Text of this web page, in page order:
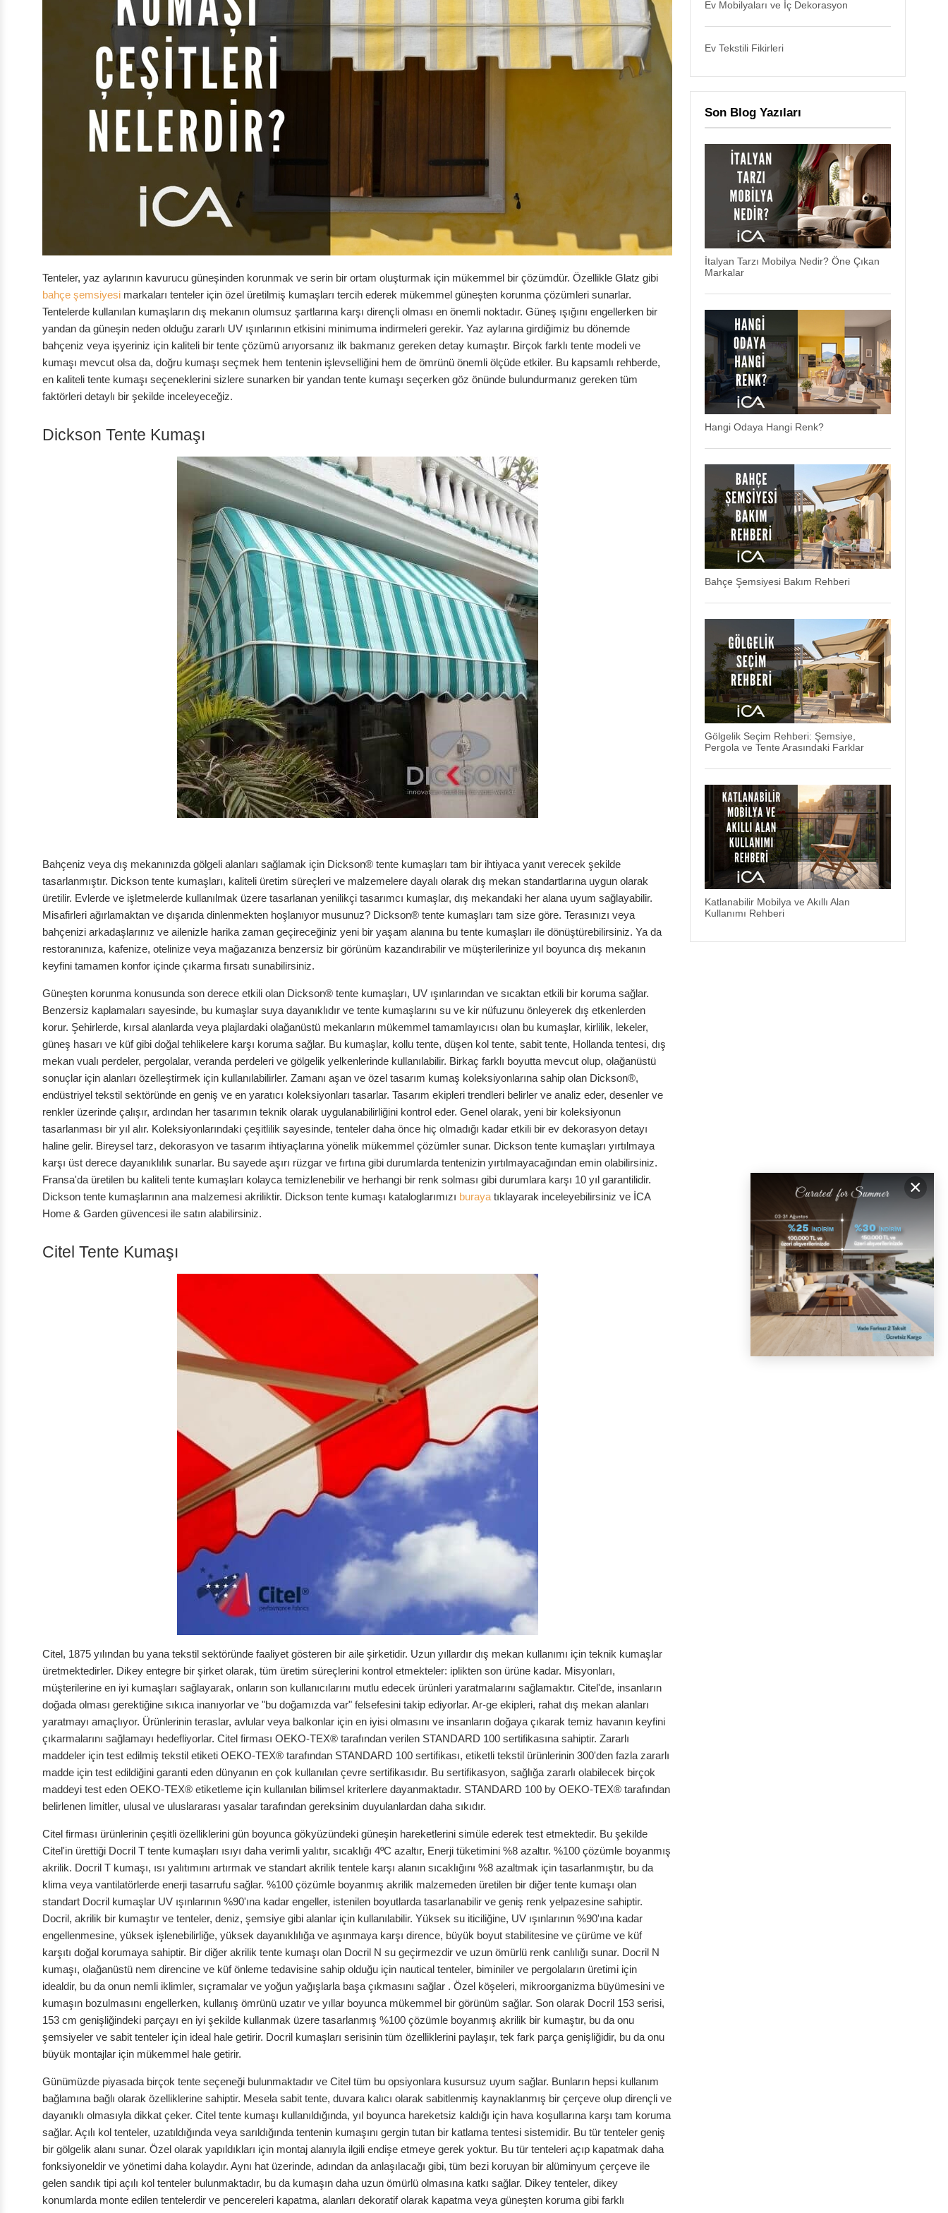
Tenteler, yaz aylarının kavurucu güneşinden korunmak ve serin bir ortam oluşturmak için mükemmel bir çözümdür. Özellikle Glatz gibi
bahçe şemsiyesi markaları tenteler için özel üretilmiş kumaşları tercih ederek mükemmel güneşten korunma çözümleri sunarlar.
Tentelerde kullanılan kumaşların dış mekanın olumsuz şartlarına karşı dirençli olması en önemli noktadır. Güneş ışığını engellerken bir
yandan da güneşin neden olduğu zararlı UV ışınlarının etkisini minimuma indirmeleri gerekir. Yaz aylarına girdiğimiz bu dönemde
bahçeniz veya işyeriniz için kaliteli bir tente çözümü arıyorsanız ilk bakmanız gereken detay kumaştır. Birçok farklı tente modeli ve
kumaşı mevcut olsa da, doğru kumaşı seçmek hem tentenin işlevselliğini hem de ömrünü önemli ölçüde etkiler. Bu kapsamlı rehberde,
en kaliteli tente kumaşı seçeneklerini sizlere sunarken bir yandan tente kumaşı seçerken göz önünde bulundurmanız gereken tüm
faktörleri detaylı bir şekilde inceleyeceğiz.
Dickson Tente Kumaşı
Bahçeniz veya dış mekanınızda gölgeli alanları sağlamak için Dickson® tente kumaşları tam bir ihtiyaca yanıt verecek şekilde
tasarlanmıştır. Dickson tente kumaşları, kaliteli üretim süreçleri ve malzemelere dayalı olarak dış mekan standartlarına uygun olarak
üretilir. Evlerde ve işletmelerde kullanılmak üzere tasarlanan yenilikçi tasarımcı kumaşlar, dış mekandaki her alana uyum sağlayabilir.
Misafirleri ağırlamaktan ve dışarıda dinlenmekten hoşlanıyor musunuz? Dickson® tente kumaşları tam size göre. Terasınızı veya
bahçenizi arkadaşlarınız ve ailenizle harika zaman geçireceğiniz yeni bir yaşam alanına bu tente kumaşları ile dönüştürebilirsiniz. Ya da
restoranınıza, kafenize, otelinize veya mağazanıza benzersiz bir görünüm kazandırabilir ve müşterilerinize yıl boyunca dış mekanın
keyfini tamamen konfor içinde çıkarma fırsatı sunabilirsiniz.
Güneşten korunma konusunda son derece etkili olan Dickson® tente kumaşları, UV ışınlarından ve sıcaktan etkili bir koruma sağlar.
Benzersiz kaplamaları sayesinde, bu kumaşlar suya dayanıklıdır ve tente kumaşlarını su ve kir nüfuzunu önleyerek dış etkenlerden
korur. Şehirlerde, kırsal alanlarda veya plajlardaki olağanüstü mekanların mükemmel tamamlayıcısı olan bu kumaşlar, kirlilik, lekeler,
güneş hasarı ve küf gibi doğal tehlikelere karşı koruma sağlar. Bu kumaşlar, kollu tente, düşen kol tente, sabit tente, Hollanda tentesi, dış
mekan vualı perdeler, pergolalar, veranda perdeleri ve gölgelik yelkenlerinde kullanılabilir. Birkaç farklı boyutta mevcut olup, olağanüstü
sonuçlar için alanları özelleştirmek için kullanılabilirler. Zamanı aşan ve özel tasarım kumaş koleksiyonlarına sahip olan Dickson®,
endüstriyel tekstil sektöründe en geniş ve en yaratıcı koleksiyonları tasarlar. Tasarım ekipleri trendleri belirler ve analiz eder, desenler ve
renkler üzerinde çalışır, ardından her tasarımın teknik olarak uygulanabilirliğini kontrol eder. Genel olarak, yeni bir koleksiyonun
tasarlanması bir yıl alır. Koleksiyonlarındaki çeşitlilik sayesinde, tenteler daha önce hiç olmadığı kadar etkili bir ev dekorasyon detayı
haline gelir. Bireysel tarz, dekorasyon ve tasarım ihtiyaçlarına yönelik mükemmel çözümler sunar. Dickson tente kumaşları yırtılmaya
karşı üst derece dayanıklılık sunarlar. Bu sayede aşırı rüzgar ve fırtına gibi durumlarda tentenizin yırtılmayacağından emin olabilirsiniz.
Fransa'da üretilen bu kaliteli tente kumaşları kolayca temizlenebilir ve herhangi bir renk solması gibi durumlara karşı 10 yıl garantilidir.
Dickson tente kumaşlarının ana malzemesi akriliktir. Dickson tente kumaşı kataloglarımızı buraya tıklayarak inceleyebilirsiniz ve İCA
Home & Garden güvencesi ile satın alabilirsiniz.
Citel Tente Kumaşı
Citel, 1875 yılından bu yana tekstil sektöründe faaliyet gösteren bir aile şirketidir. Uzun yıllardır dış mekan kullanımı için teknik kumaşlar
üretmektedirler. Dikey entegre bir şirket olarak, tüm üretim süreçlerini kontrol etmekteler: iplikten son ürüne kadar. Misyonları,
müşterilerine en iyi kumaşları sağlayarak, onların son kullanıcılarını mutlu edecek ürünleri yaratmalarını sağlamaktır. Citel'de, insanların
doğada olması gerektiğine sıkıca inanıyorlar ve "bu doğamızda var" felsefesini takip ediyorlar. Ar-ge ekipleri, rahat dış mekan alanları
yaratmayı amaçlıyor. Ürünlerinin teraslar, avlular veya balkonlar için en iyisi olmasını ve insanların doğaya çıkarak temiz havanın keyfini
çıkarmalarını sağlamayı hedefliyorlar. Citel firması OEKO-TEX® tarafından verilen STANDARD 100 sertifikasına sahiptir. Zararlı
maddeler için test edilmiş tekstil etiketi OEKO-TEX® tarafından STANDARD 100 sertifikası, etiketli tekstil ürünlerinin 300'den fazla zararlı
madde için test edildiğini garanti eden dünyanın en çok kullanılan çevre sertifikasıdır. Bu sertifikasyon, sağlığa zararlı olabilecek birçok
maddeyi test eden OEKO-TEX® etiketleme için kullanılan bilimsel kriterlere dayanmaktadır. STANDARD 100 by OEKO-TEX® tarafından
belirlenen limitler, ulusal ve uluslararası yasalar tarafından gereksinim duyulanlardan daha sıkıdır.
Citel firması ürünlerinin çeşitli özelliklerini gün boyunca gökyüzündeki güneşin hareketlerini simüle ederek test etmektedir. Bu şekilde
Citel'in ürettiği Docril T tente kumaşları ısıyı daha verimli yalıtır, sıcaklığı 4ºC azaltır, Enerji tüketimini %8 azaltır. %100 çözümle boyanmış
akrilik. Docril T kumaşı, ısı yalıtımını artırmak ve standart akrilik tentele karşı alanın sıcaklığını %8 azaltmak için tasarlanmıştır, bu da
klima veya vantilatörlerde enerji tasarrufu sağlar. %100 çözümle boyanmış akrilik malzemeden üretilen bir diğer tente kumaşı olan
standart Docril kumaşlar UV ışınlarının %90'ına kadar engeller, istenilen boyutlarda tasarlanabilir ve geniş renk yelpazesine sahiptir.
Docril, akrilik bir kumaştır ve tenteler, deniz, şemsiye gibi alanlar için kullanılabilir. Yüksek su iticiliğine, UV ışınlarının %90'ına kadar
engellenmesine, yüksek işlenebilirliğe, yüksek dayanıklılığa ve aşınmaya karşı dirence, büyük boyut stabilitesine ve çürüme ve küf
karşıtı doğal korumaya sahiptir. Bir diğer akrilik tente kumaşı olan Docril N su geçirmezdir ve uzun ömürlü renk canlılığı sunar. Docril N
kumaşı, olağanüstü nem direncine ve küf önleme tedavisine sahip olduğu için nautical tenteler, biminiler ve pergolaların üretimi için
idealdir, bu da onun nemli iklimler, sıçramalar ve yoğun yağışlarla başa çıkmasını sağlar . Özel köşeleri, mikroorganizma büyümesini ve
kumaşın bozulmasını engellerken, kullanış ömrünü uzatır ve yıllar boyunca mükemmel bir görünüm sağlar. Son olarak Docril 153 serisi,
153 cm genişliğindeki parçayı en iyi şekilde kullanmak üzere tasarlanmış %100 çözümle boyanmış akrilik bir kumaştır, bu da onu
şemsiyeler ve sabit tenteler için ideal hale getirir. Docril kumaşları serisinin tüm özelliklerini paylaşır, tek fark parça genişliğidir, bu da onu
büyük montajlar için mükemmel hale getirir.
Günümüzde piyasada birçok tente seçeneği bulunmaktadır ve Citel tüm bu opsiyonlara kusursuz uyum sağlar. Bunların hepsi kullanım
bağlamına bağlı olarak özelliklerine sahiptir. Mesela sabit tente, duvara kalıcı olarak sabitlenmiş kaynaklanmış bir çerçeve olup dirençli ve
dayanıklı olmasıyla dikkat çeker. Citel tente kumaşı kullanıldığında, yıl boyunca hareketsiz kaldığı için hava koşullarına karşı tam koruma
sağlar. Açılı kol tenteler, uzatıldığında veya sarıldığında tentenin kumaşını gergin tutan bir katlama tentesi sistemidir. Bu tür tenteler geniş
bir gölgelik alanı sunar. Özel olarak yapıldıkları için montaj alanıyla ilgili endişe etmeye gerek yoktur. Bu tür tenteleri açıp kapatmak daha
fonksiyoneldir ve yönetimi daha kolaydır. Aynı hat üzerinde, adından da anlaşılacağı gibi, tüm bezi koruyan bir alüminyum çerçeve ile
gelen sandık tipi açılı kol tenteler bulunmaktadır, bu da kumaşın daha uzun ömürlü olmasına katkı sağlar. Dikey tenteler, dikey
konumlarda monte edilen tentelerdir ve pencereleri kapatma, alanları dekoratif olarak kapatma veya güneşten koruma gibi farklı
Ev Mobilyaları ve İç Dekorasyon
Ev Tekstili Fikirleri
Son Blog Yazıları
İtalyan Tarzı Mobilya Nedir? Öne Çıkan
Markalar
Hangi Odaya Hangi Renk?
Bahçe Şemsiyesi Bakım Rehberi
Gölgelik Seçim Rehberi: Şemsiye,
Pergola ve Tente Arasındaki Farklar
Katlanabilir Mobilya ve Akıllı Alan
Kullanımı Rehberi
×